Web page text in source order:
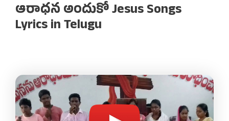
ఆరాధన అందుకో Jesus Songs
Lyrics in Telugu